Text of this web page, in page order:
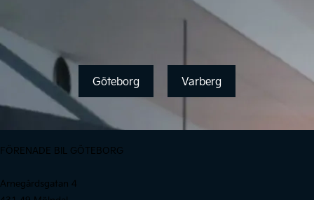
Göteborg Varberg
FÖRENADE BIL GÖTEBORG
Arnegårdsgatan 4